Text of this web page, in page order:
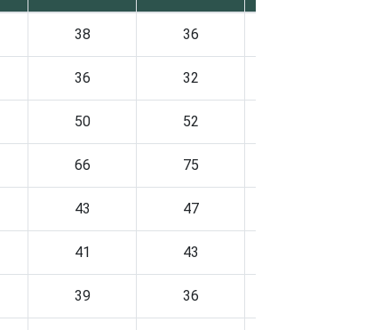
38 36
36 32
50 52
66 75
43 47
41 43
39 36